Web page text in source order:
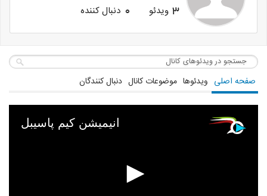
3 ویدئو 0 دنبال کننده
صفحه اصلی ویدئوها موضوعات کانال دنبال کنندگان
انیمیشن کیم پاسیبل